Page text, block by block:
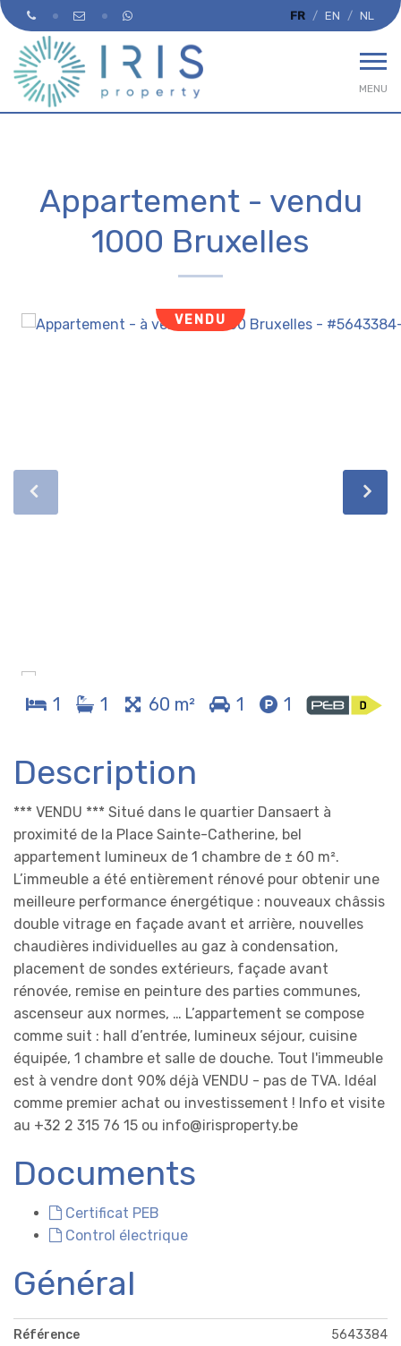
FR EN NL
MENU
Appartement - vendu
1000 Bruxelles
VENDU
1 1 60 m² 1 1
Description
*** VENDU *** Situé dans le quartier Dansaert à
proximité de la Place Sainte-Catherine, bel
appartement lumineux de 1 chambre de ± 60 m².
L’immeuble a été entièrement rénové pour obtenir une
meilleure performance énergétique : nouveaux châssis
double vitrage en façade avant et arrière, nouvelles
chaudières individuelles au gaz à condensation,
placement de sondes extérieurs, façade avant
rénovée, remise en peinture des parties communes,
ascenseur aux normes, … L’appartement se compose
comme suit : hall d’entrée, lumineux séjour, cuisine
équipée, 1 chambre et salle de douche. Tout l'immeuble
est à vendre dont 90% déjà VENDU - pas de TVA. Idéal
comme premier achat ou investissement ! Info et visite
au +32 2 315 76 15 ou info@irisproperty.be
Documents
Certificat PEB
Control électrique
Général
Référence 5643384